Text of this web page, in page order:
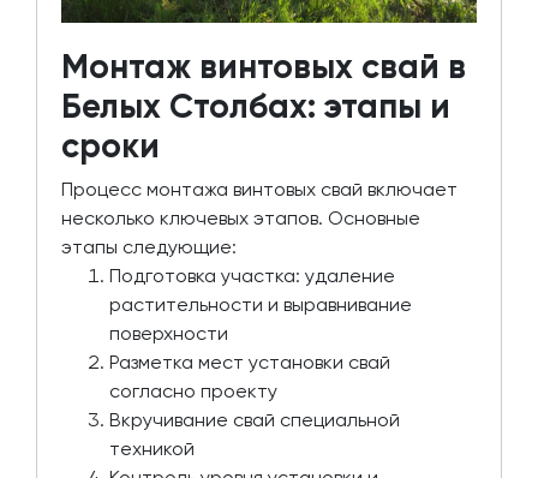
Монтаж винтовых свай в
Белых Столбах: этапы и
сроки
Процесс монтажа винтовых свай включает
несколько ключевых этапов. Основные
этапы следующие:
Подготовка участка: удаление
растительности и выравнивание
поверхности
Разметка мест установки свай
согласно проекту
Вкручивание свай специальной
техникой